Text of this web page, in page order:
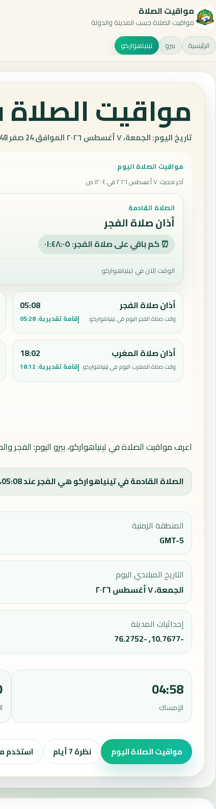
مواقيت الصلاة
مواقيت الصلاة حسب المدينة والدولة
الرئيسية بيرو تينياهواركو
مواقيت الصلاة
تاريخ اليوم: الجمعة، ٧ أغسطس ٢٠٢٦ الموافق 24 صفر 1448 هـ.
مواقيت الصلاة اليوم
آخر تحديث:٧ أغسطس ٢٠٢٦ في ١٢:٠٤ ص
الصلاة القادمة
أذان صلاة الفجر
⏰ كم باقي على صلاة الفجر: ٠١:٤٨:٠٤
الوقت الآن في تينياهواركو
أذان صلاة الفجر
وقت صلاة الفجر اليوم في تينياهواركو.
05:08
إقامة تقديرية:05:28
أذان صلاة المغرب
وقت صلاة المغرب اليوم في تينياهواركو.
18:02
إقامة تقديرية: 18:12
اعرف مواقيت الصلاة في تينياهواركو، بيرو اليوم: الفجر
الصلاة القادمة في تينياهواركو هي الفجر عند 05:08، ووقت الفجر اليوم 05:08.
المنطقة الزمنية
GMT-5
التاريخ الميلادي اليوم
الجمعة، ٧ أغسطس ٢٠٢٦
إحداثيات المدينة
-10.7677, -76.2752
04:58
الإمساك
مواقيت الصلاة اليوم نظرة 7 أيام استخدم